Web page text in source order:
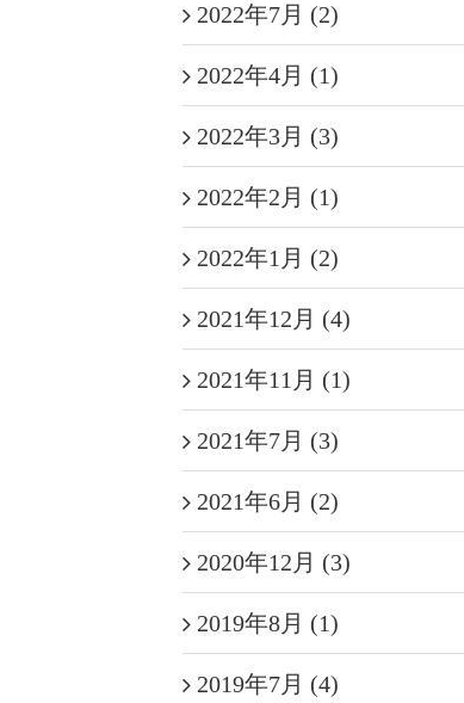
2022年7月 (2)
2022年4月 (1)
2022年3月 (3)
2022年2月 (1)
2022年1月 (2)
2021年12月 (4)
2021年11月 (1)
2021年7月 (3)
2021年6月 (2)
2020年12月 (3)
2019年8月 (1)
2019年7月 (4)